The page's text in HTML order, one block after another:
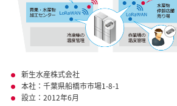
新生水産株式会社
本社：千葉県船橋市市場1-8-1
設立：2012年6月